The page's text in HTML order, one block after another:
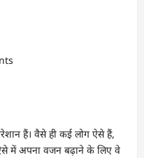
हैं। वैसे ही कई लोग ऐसे हैं,
में अपना वजन बढ़ाने के लिए वे